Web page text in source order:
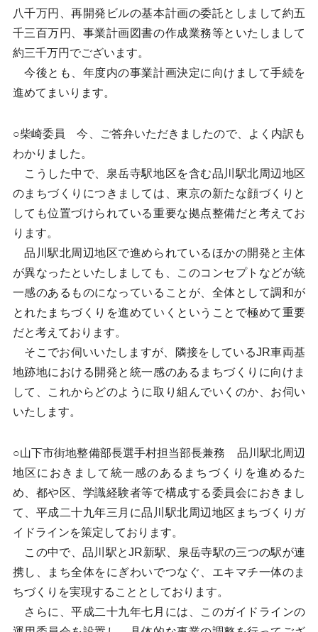
八千万円、再開発ビルの基本計画の委託としまして約五
千三百万円、事業計画図書の作成業務等といたしまして
約三千万円でございます。
今後とも、年度内の事業計画決定に向けまして手続を
進めてまいります。
○柴崎委員 今、ご答弁いただきましたので、よく内訳も
わかりました。
こうした中で、泉岳寺駅地区を含む品川駅北周辺地区
のまちづくりにつきましては、東京の新たな顔づくりと
しても位置づけられている重要な拠点整備だと考えてお
ります。
品川駅北周辺地区で進められているほかの開発と主体
が異なったといたしましても、このコンセプトなどが統
一感のあるものになっていることが、全体として調和が
とれたまちづくりを進めていくということで極めて重要
だと考えております。
そこでお伺いいたしますが、隣接をしているJR車両基
地跡地における開発と統一感のあるまちづくりに向けま
して、これからどのように取り組んでいくのか、お伺い
いたします。
○山下市街地整備部長選手村担当部長兼務 品川駅北周辺
地区におきまして統一感のあるまちづくりを進めるた
め、都や区、学識経験者等で構成する委員会におきまし
て、平成二十九年三月に品川駅北周辺地区まちづくりガ
イドラインを策定しております。
この中で、品川駅とJR新駅、泉岳寺駅の三つの駅が連
携し、まち全体をにぎわいでつなぐ、エキマチ一体のま
ちづくりを実現することとしております。
さらに、平成二十九年七月には、このガイドラインの